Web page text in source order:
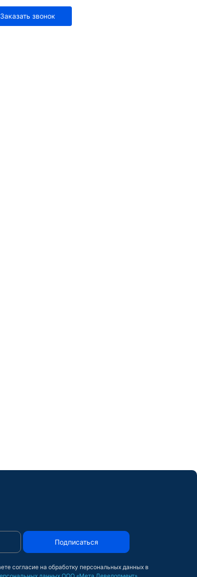
Заказать звонок
Подписаться
согласие на обработку персональных данных в